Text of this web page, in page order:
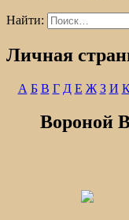
Найти:
Личная
А Б В Г Д Е Ж З И
Вороной